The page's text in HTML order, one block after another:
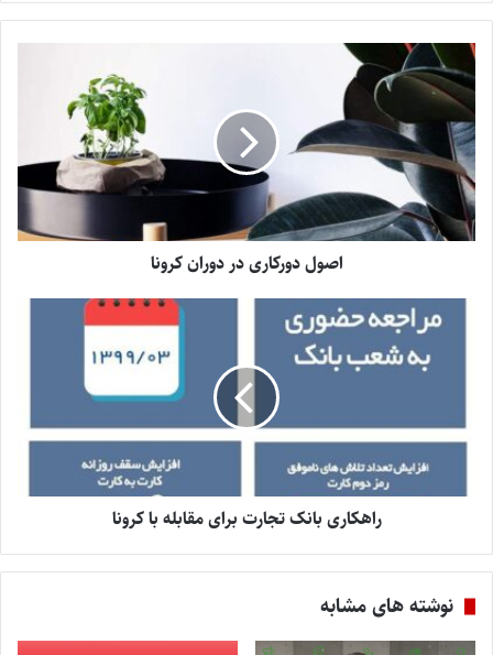
اصول دورکاری در دوران کرونا
راهکاری بانک تجارت برای مقابله با کرونا
نوشته های مشابه